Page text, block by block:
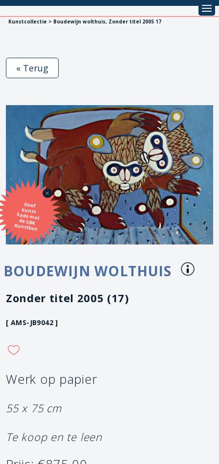
Kunstcollectie > Boudewijn wolthuis, Zonder titel 2005 17
Geef
kunst
kado met
de SBK
Kunstbon
« Terug
BOUDEWIJN WOLTHUIS
Zonder titel 2005 (17)
[ AMS-JB9042 ]
Werk op papier
55 x 75 cm
Te koop en te leen